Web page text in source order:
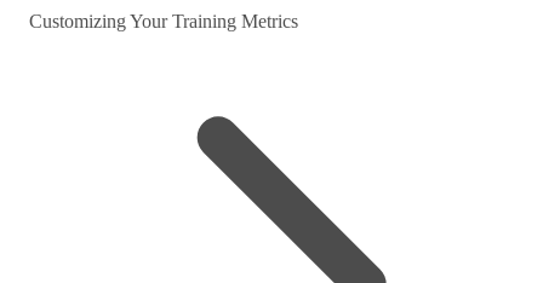
Customizing Your Training Metrics